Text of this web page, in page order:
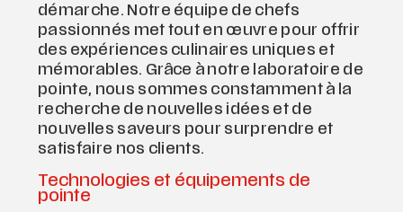
démarche. Notre équipe de chefs
passionnés met tout en œuvre pour offrir
des expériences culinaires uniques et
mémorables. Grâce à notre laboratoire de
pointe, nous sommes constamment à la
recherche de nouvelles idées et de
nouvelles saveurs pour surprendre et
satisfaire nos clients.
Technologies et équipements de
pointe